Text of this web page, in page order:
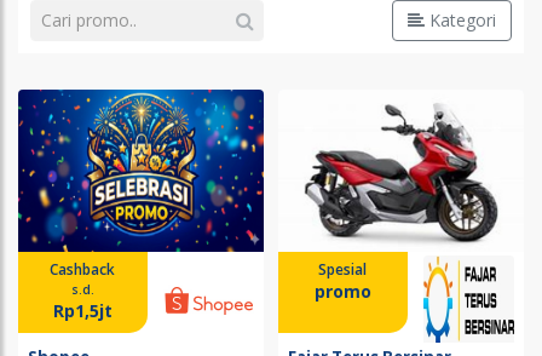
Kategori
Cashback
s.d.
Rp1,5jt
Spesial
promo